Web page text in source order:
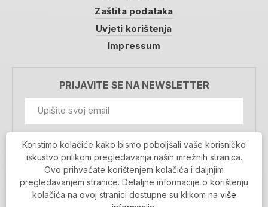
Zaštita podataka
Uvjeti korištenja
Impressum
PRIJAVITE SE NA NEWSLETTER
Prihvaćam da se moji podaci spremaju u bazu
podataka i koriste u svrhu slanja MojaRijeka
newslettera
MOJARIJEKA NEWSLETTER
Koristimo kolačiće kako bismo poboljšali vaše korisničko
iskustvo prilikom pregledavanja naših mrežnih stranica.
Ovo prihvaćate korištenjem kolačića i daljnjim
pregledavanjem stranice. Detaljne informacije o korištenju
kolačića na ovoj stranici dostupne su klikom na više